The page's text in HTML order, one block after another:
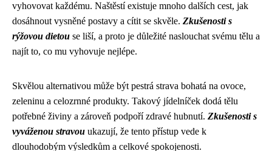
vyhovovat každému. Naštěstí existuje mnoho dalších cest, jak
dosáhnout vysněné postavy a cítit se skvěle. Zkušenosti s
rýžovou dietou se liší, a proto je důležité naslouchat svému tělu a
najít to, co mu vyhovuje nejlépe.
Skvělou alternativou může být pestrá strava bohatá na ovoce,
zeleninu a celozrnné produkty. Takový jídelníček dodá tělu
potřebné živiny a zároveň podpoří zdravé hubnutí. Zkušenosti s
vyváženou stravou ukazují, že tento přístup vede k
dlouhodobým výsledkům a celkové spokojenosti.